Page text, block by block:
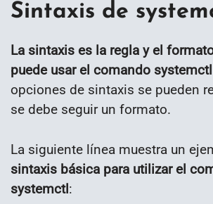
Sintaxis de
La sintaxis es la regla y el
puede usar el comando systemctl
opciones de sintaxis se pueden
se debe seguir un formato.
La siguiente línea muestra un
sintaxis básica para utilizar el
systemctl: